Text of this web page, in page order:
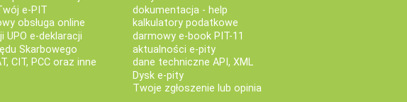
e-PIT
obsługa online
UPO e-deklaracji
Skarbowego
CIT, PCC oraz inne
dokumentacja - help
kalkulatory podatkowe
darmowy e-book PIT-11
aktualności e-pity
dane techniczne API, XML
Dysk e-pity
Twoje zgłoszenie lub opinia